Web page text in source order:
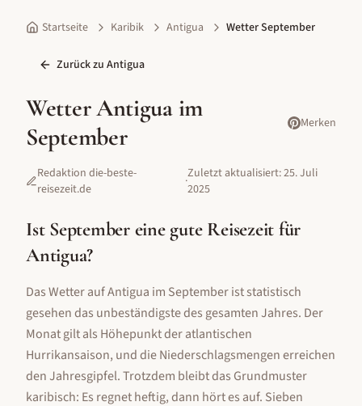
Startseite Karibik Antigua Wetter September
Zurück zu Antigua
WetterAntiguaim
September
Merken
Redaktion die-beste-
reisezeit.de
·Zuletzt aktualisiert:25. Juli
2025
Ist Septembereine gute Reisezeit für
Antigua?
Das Wetter auf Antigua im September ist statistisch
gesehen das unbeständigste des gesamten Jahres. Der
Monat gilt als Höhepunkt der atlantischen
Hurrikansaison, und die Niederschlagsmengen erreichen
den Jahresgipfel. Trotzdem bleibt das Grundmuster
karibisch: Es regnet heftig, dann hört es auf. Sieben